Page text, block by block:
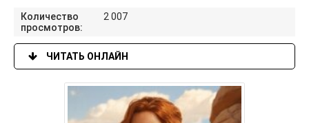
Количество
просмотров:
2 007
ЧИТАТЬ ОНЛАЙН